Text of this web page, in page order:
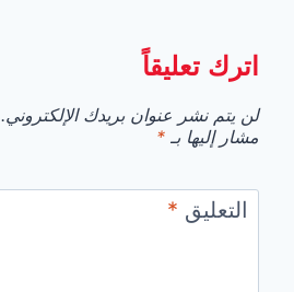
اترك تعليقاً
لن يتم نشر عنوان بريدك الإلكتروني.
مشار إليها بـ *
التعليق *